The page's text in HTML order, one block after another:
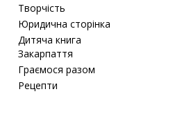
Творчість
Юридична сторінка
Дитяча книга
Закарпаття
Граємося разом
Рецепти